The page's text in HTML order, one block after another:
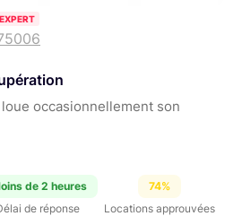
EXPERT
occasionnellement son
de 2 heures
de réponse
74%
Locations approuvées